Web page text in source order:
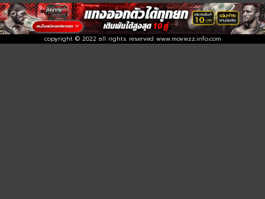
copyright © 2022 all rights reserved www.moviezz.info.com